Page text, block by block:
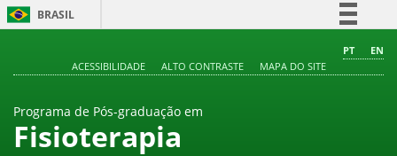
BRASIL
Comunica BR
PT
EN
ACESSIBILIDADE
ALTO CONTRASTE MAPA DO SITE
Programa de Pós-graduação em
Fisioterapia